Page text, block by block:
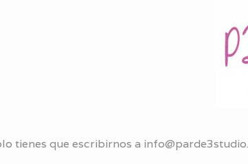
tienes que escribirnos a